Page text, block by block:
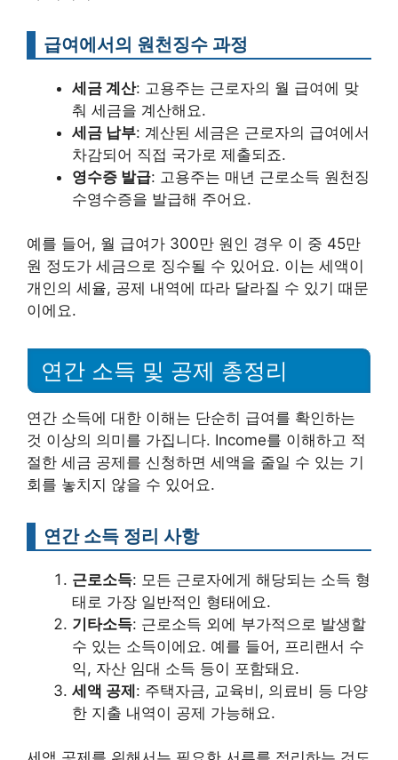
급여에서의 원천징수 과정
세금 계산: 고용주는 근로자의 월 급여에 맞
춰 세금을 계산해요.
세금 납부: 계산된 세금은 근로자의 급여에서
차감되어 직접 국가로 제출되죠.
영수증 발급: 고용주는 매년 근로소득 원천징
수영수증을 발급해 주어요.
예를 들어, 월 급여가 300만 원인 경우 이 중 45만
원 정도가 세금으로 징수될 수 있어요. 이는 세액이
개인의 세율, 공제 내역에 따라 달라질 수 있기 때문
이에요.
연간 소득 및 공제 총정리
연간 소득에 대한 이해는 단순히 급여를 확인하는
것 이상의 의미를 가집니다. Income를 이해하고 적
절한 세금 공제를 신청하면 세액을 줄일 수 있는 기
회를 놓치지 않을 수 있어요.
연간 소득 정리 사항
근로소득: 모든 근로자에게 해당되는 소득 형
태로 가장 일반적인 형태에요.
기타소득: 근로소득 외에 부가적으로 발생할
수 있는 소득이에요. 예를 들어, 프리랜서 수
익, 자산 임대 소득 등이 포함돼요.
세액 공제: 주택자금, 교육비, 의료비 등 다양
한 지출 내역이 공제 가능해요.